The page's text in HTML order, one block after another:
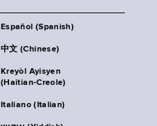
Español (Spanish)
中文 (Chinese)
Kreyòl Ayisyen
(Haitian-Creole)
Italiano (Italian)